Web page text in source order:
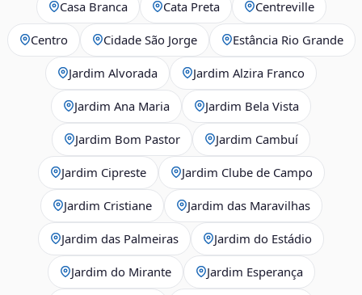
Casa Branca Cata Preta Centreville
Centro Cidade São Jorge Estância Rio Grande
Jardim Alvorada Jardim Alzira Franco
Jardim Ana Maria Jardim Bela Vista
Jardim Bom Pastor Jardim Cambuí
Jardim Cipreste Jardim Clube de Campo
Jardim Cristiane Jardim das Maravilhas
Jardim das Palmeiras Jardim do Estádio
Jardim do Mirante Jardim Esperança